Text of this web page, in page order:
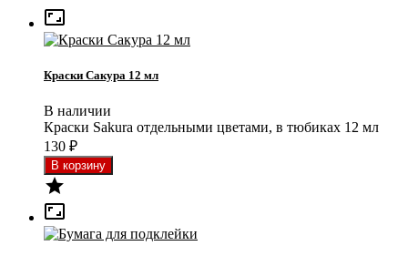

Краски Сакура 12 мл
В наличии
Краски Sakura отдельными цветами, в тюбиках 12 мл
130 ₽

